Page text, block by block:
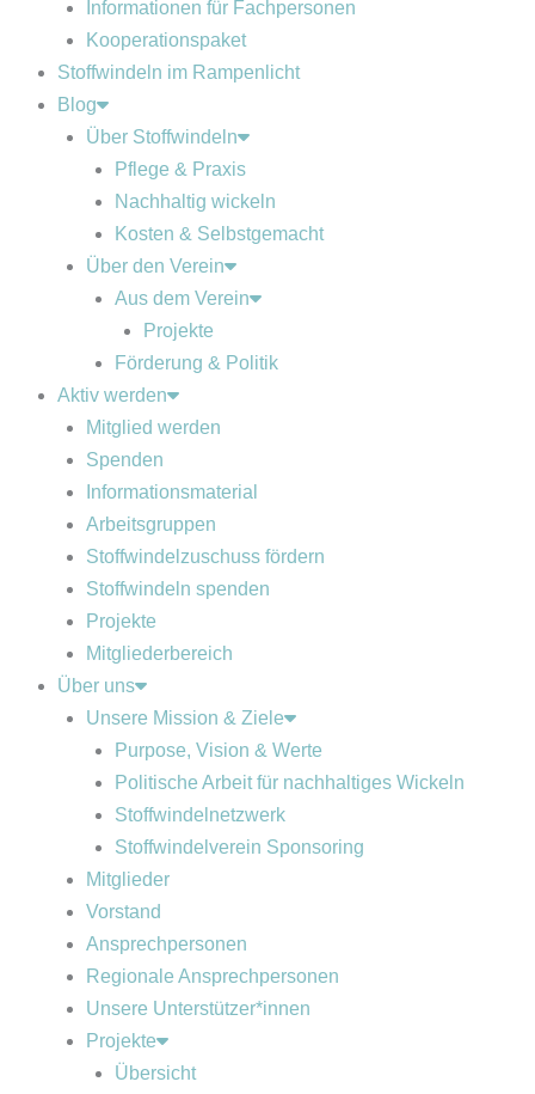
Informationen für Fachpersonen
Kooperationspaket
Stoffwindeln im Rampenlicht
Blog
Über Stoffwindeln
Pflege & Praxis
Nachhaltig wickeln
Kosten & Selbstgemacht
Über den Verein
Aus dem Verein
Projekte
Förderung & Politik
Aktiv werden
Mitglied werden
Spenden
Informationsmaterial
Arbeitsgruppen
Stoffwindelzuschuss fördern
Stoffwindeln spenden
Projekte
Mitgliederbereich
Über uns
Unsere Mission & Ziele
Purpose, Vision & Werte
Politische Arbeit für nachhaltiges Wickeln
Stoffwindelnetzwerk
Stoffwindelverein Sponsoring
Mitglieder
Vorstand
Ansprechpersonen
Regionale Ansprechpersonen
Unsere Unterstützer*innen
Projekte
Übersicht